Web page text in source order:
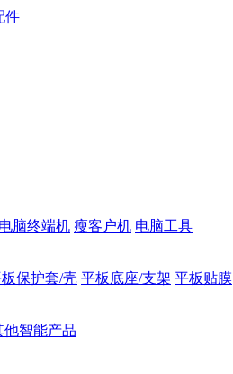
件
电脑终端机 瘦客户机 电脑工具
保护套/壳 平板底座/支架 平板贴膜
他智能产品